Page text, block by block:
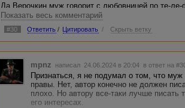
Да Верочкин муж говорит с любовницей по те-
разговор, потому что супруг делает это, уже не
говорит своей пассии: "Любимая, не переживай,
ней разведусь"
Вот мне странно. Неужели автор должен был
слышался приглушенный голос мужа. Это муж
находящейся в другом городе, по телефону!!!
увидеться живьем, а разлука была
Мужу приходилось звонить своей
голос и обсудить их амурные дела, назначить
Показать весь комментарий
#30 Ответить / Цитировать / Скрыть ветку
mpnz написал 24.06.2024 в 20:04 в ответ на
Признаться, я не подумал о том, что
правы. Нет, автор конечно не должен
плохо. Но автору все-таки лучше писать
его интересах.